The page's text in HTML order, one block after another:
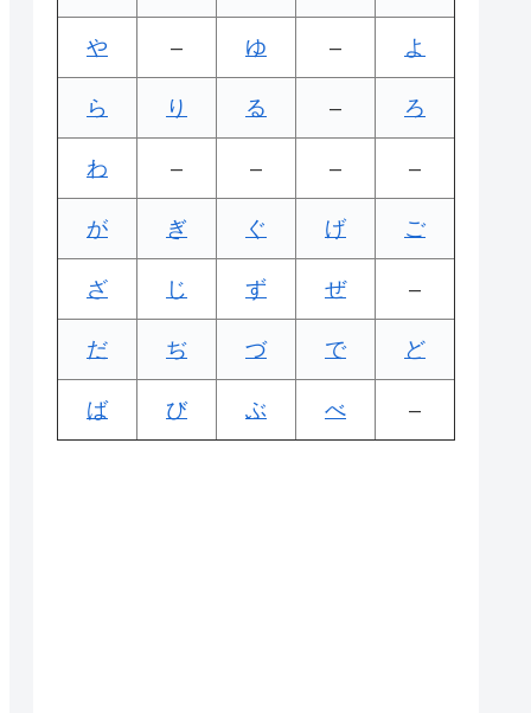
や – ゆ – よ
ら り る – ろ
わ – – – –
が ぎ ぐ げ ご
ざ じ ず ぜ –
だ ぢ づ で ど
ば び ぶ べ –